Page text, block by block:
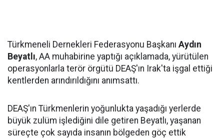
Türkmeneli Dernekleri Federasyonu Başkanı Aydın
Beyatlı, AA muhabirine yaptığı açıklamada, yürütülen
operasyonlarla terör örgütü DEAŞ'ın Irak'ta işgal ettiği
kentlerden arındırıldığını anımsattı.
DEAŞ'ın Türkmenlerin yoğunlukta yaşadığı yerlerde
büyük zulüm işlediğini dile getiren Beyatlı, yaşanan
süreçte çok sayıda insanın bölgeden göç ettik